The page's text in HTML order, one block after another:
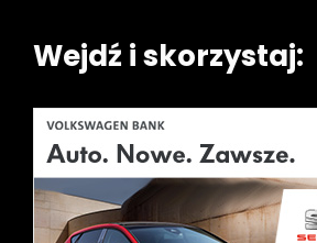
Wejdź i skorzystaj: